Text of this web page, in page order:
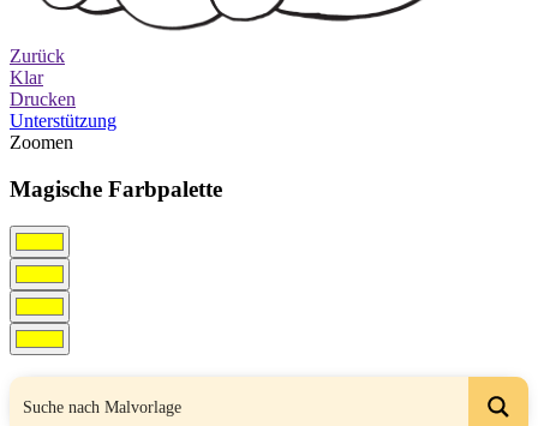
Zurück
Klar
Drucken
Unterstützung
Zoomen
Magische Farbpalette